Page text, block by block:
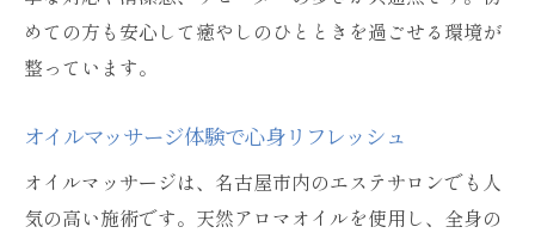
めての方も安心して癒やしのひとときを過ごせる環境が
整っています。
オイルマッサージ体験で心身リフレッシュ
オイルマッサージは、名古屋市内のエステサロンでも人
気の高い施術です。天然アロマオイルを使用し、全身の